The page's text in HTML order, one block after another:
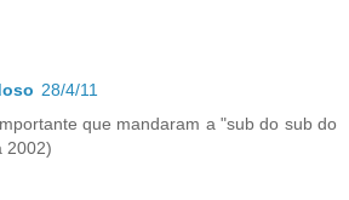
28/4/11
que mandaram a "sub do sub do
2002)